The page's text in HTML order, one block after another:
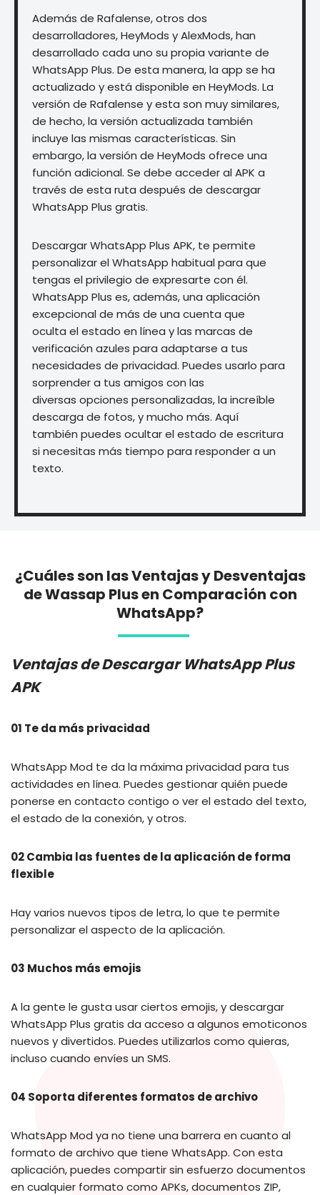
Además de Rafalense, otros dos
desarrolladores, HeyMods y AlexMods, han
desarrollado cada uno su propia variante de
WhatsApp Plus. De esta manera, la app se ha
actualizado y está disponible en HeyMods. La
versión de Rafalense y esta son muy similares,
de hecho, la versión actualizada también
incluye las mismas características. Sin
embargo, la versión de HeyMods ofrece una
función adicional. Se debe acceder al APK a
través de esta ruta después de descargar
WhatsApp Plus gratis.
Descargar WhatsApp Plus APK, te permite
personalizar el WhatsApp habitual para que
tengas el privilegio de expresarte con él.
WhatsApp Plus es, además, una aplicación
excepcional de más de una cuenta que
oculta el estado en línea y las marcas de
verificación azules para adaptarse a tus
necesidades de privacidad. Puedes usarlo para
sorprender a tus amigos con las
diversas opciones personalizadas, la increíble
descarga de fotos, y mucho más. Aquí
también puedes ocultar el estado de escritura
si necesitas más tiempo para responder a un
texto.
¿Cuáles son las Ventajas y Desventajas
deWassap Plusen Comparación con
WhatsApp?
Ventajas de Descargar WhatsApp Plus
APK
01 Te da más privacidad
WhatsApp Mod te da la máxima privacidad para tus
actividades en línea. Puedes gestionar quién puede
ponerse en contacto contigo o ver el estado del texto,
el estado de la conexión, y otros.
02 Cambia las fuentes de la aplicación de forma
flexible
Hay varios nuevos tipos de letra, lo que te permite
personalizar el aspecto de la aplicación.
03 Muchos más emojis
A la gente le gusta usar ciertos emojis, y descargar
WhatsApp Plus gratis da acceso a algunos emoticonos
nuevos y divertidos. Puedes utilizarlos como quieras,
incluso cuando envíes un SMS.
04 Soporta diferentes formatos de archivo
WhatsApp Mod ya no tiene una barrera en cuanto al
formato de archivo que tiene WhatsApp. Con esta
aplicación, puedes compartir sin esfuerzo documentos
en cualquier formato como APKs, documentos ZIP,